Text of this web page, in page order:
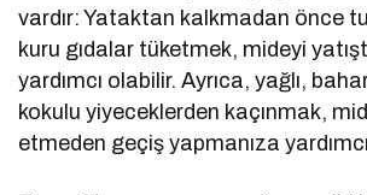
vardır: Yataktan kalkmadan önce
kuru gıdalar tüketmek, mideyi
yardımcı olabilir. Ayrıca, yağlı,
kokulu yiyeceklerden kaçınmak,
etmeden geçiş yapmanıza